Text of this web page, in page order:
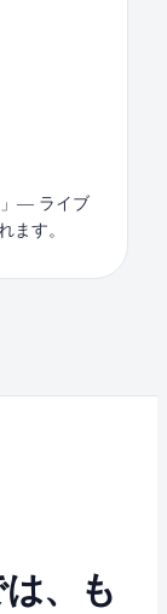
」— ライブ
ます。
、も